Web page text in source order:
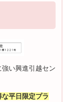
強い興進引越セン
平日限定プラ